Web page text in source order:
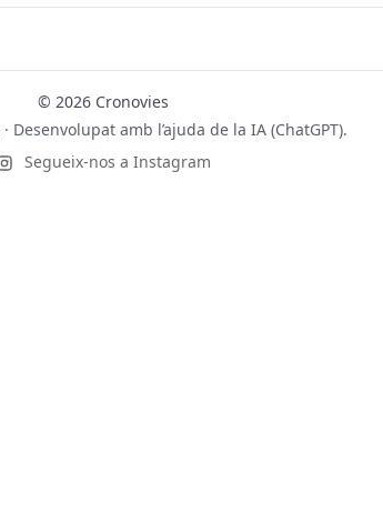
© 2026 Cronovies
Desenvolupat amb l’ajuda de la IA (ChatGPT).
Segueix-nos a Instagram